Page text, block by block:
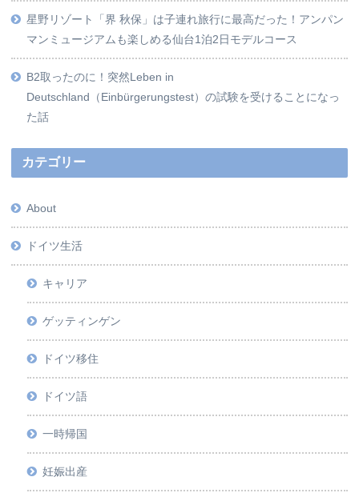
星野リゾート「界 秋保」は子連れ旅行に最高だった！アンパン
マンミュージアムも楽しめる仙台1泊2日モデルコース
B2取ったのに！突然Leben in
Deutschland（Einbürgerungstest）の試験を受けることになっ
た話
カテゴリー
About
ドイツ生活
キャリア
ゲッティンゲン
ドイツ移住
ドイツ語
一時帰国
妊娠出産